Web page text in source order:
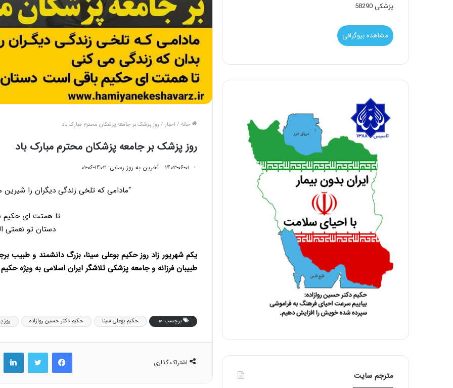
خانه / اخبار / روز پزشک بر جامعه پزشکان محترم مبارک باد
روز پزشک بر جامعه پزشکان محترم مبارک باد
۱۴۰۳-۰۶-۰۱ آخرین به روز رسانی: ۱۴۰۳-۰۶-۰۱
“مادامی که تلخی زندگی دیگران را
تا همتت ای حکیم
دستان تو نعمتی
یکم شهریور زاد روز حکیم بوعلی سینا، بزرگ دانشمند و طبیب
طبیبان فرزانه و جامعه پزشکی تلاشگر ایران اسلامی به ویژه
برچسب ها حکیم بوعلی سینا حکیم دکتر حسین روازاده روز
اشتراک گذاری
فیس بوک
پزشکی 58290
مشاهده بیوگرافی
مترجم سایت